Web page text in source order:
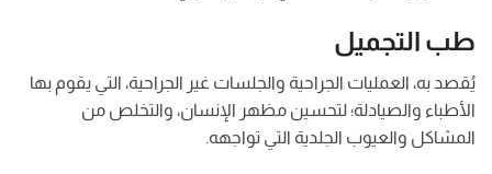
طب التجميل
يُقصد به، العمليات الجراحية والجلسات غير الجراحية، التي يقوم بها
الأطباء والصيادلة؛ لتحسين مظهر الإنسان، والتخلص من
المشاكل والعيوب الجلدية التي تواجهه.